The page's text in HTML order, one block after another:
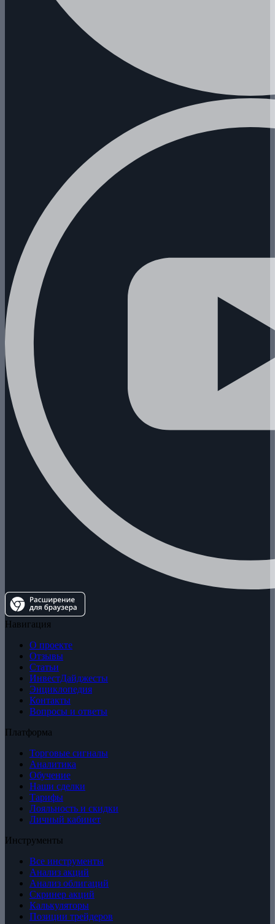
Навигация
О проекте
Отзывы
Статьи
ИнвестДайджесты
Энциклопедия
Контакты
Вопросы и ответы
Платформа
Торговые сигналы
Аналитика
Обучение
Наши сделки
Тарифы
Лояльность и скидки
Личный кабинет
Инструменты
Все инструменты
Анализ акций
Анализ облигаций
Скринер акций
Калькуляторы
Позиции трейдеров